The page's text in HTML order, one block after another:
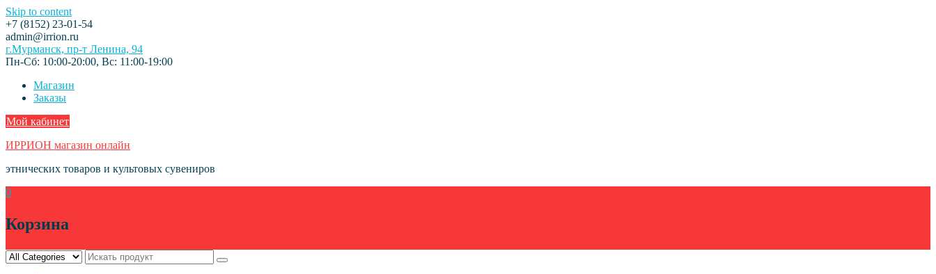
Skip to content
+7 (8152) 23-01-54
admin@irrion.ru
г.Мурманск, пр-т Ленина, 94
Пн-Сб: 10:00-20:00, Вс: 11:00-19:00
Магазин
Заказы
Мой кабинет
ИРРИОН магазин онлайн
этнических товаров и культовых сувениров
0
Корзина